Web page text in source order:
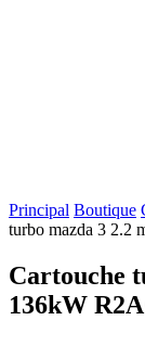
Principal Boutique
turbo mazda 3 2.2
Cartouche
136kW